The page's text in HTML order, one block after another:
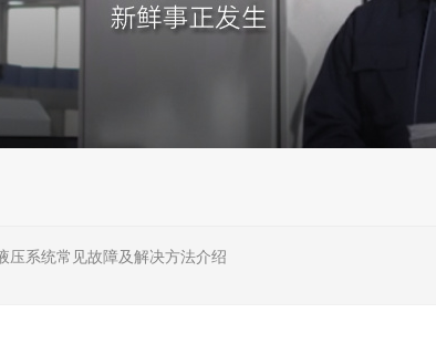
压系统常见故障及解决方法介绍